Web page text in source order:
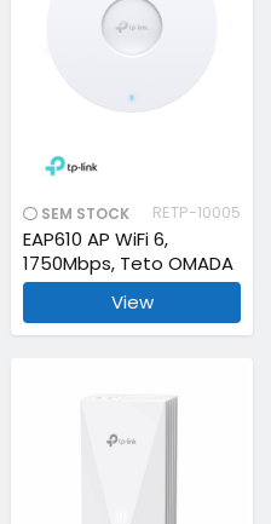
SEM STOCK RETP-10005
EAP610 AP WiFi 6,
1750Mbps, Teto OMADA
View